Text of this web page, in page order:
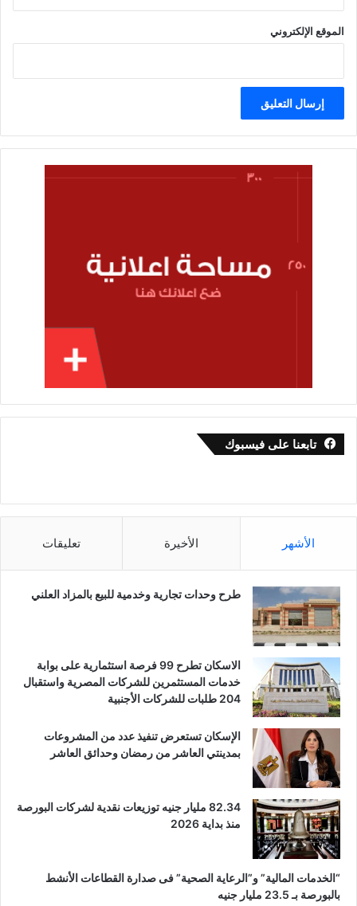
الموقع الإلكتروني
تابعنا على فيسبوك
الأشهر الأخيرة تعليقات
طرح وحدات تجارية وخدمية للبيع بالمزاد العلني
الاسكان تطرح 99 فرصة استثمارية على بوابة
خدمات المستثمرين للشركات المصرية واستقبال
204 طلبات للشركات الأجنبية
الإسكان تستعرض تنفيذ عدد من المشروعات
بمدينتي العاشر من رمضان وحدائق العاشر
82.34 مليار جنيه توزيعات نقدية لشركات البورصة
منذ بداية 2026
“الخدمات المالية” و”الرعاية الصحية” فى صدارة القطاعات الأنشط
بالبورصة بـ 23.5 مليار جنيه